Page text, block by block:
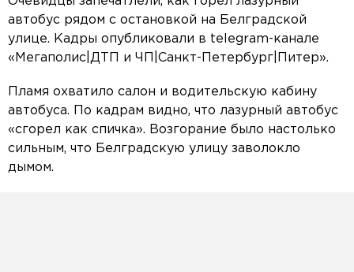
автобус рядом с остановкой на Белградской
улице. Кадры опубликовали в telegram-канале
«Мегаполис|ДТП и ЧП|Санкт-Петербург|Питер».
Пламя охватило салон и водительскую кабину
автобуса. По кадрам видно, что лазурный автобус
«сгорел как спичка». Возгорание было настолько
сильным, что Белградскую улицу заволокло
дымом.